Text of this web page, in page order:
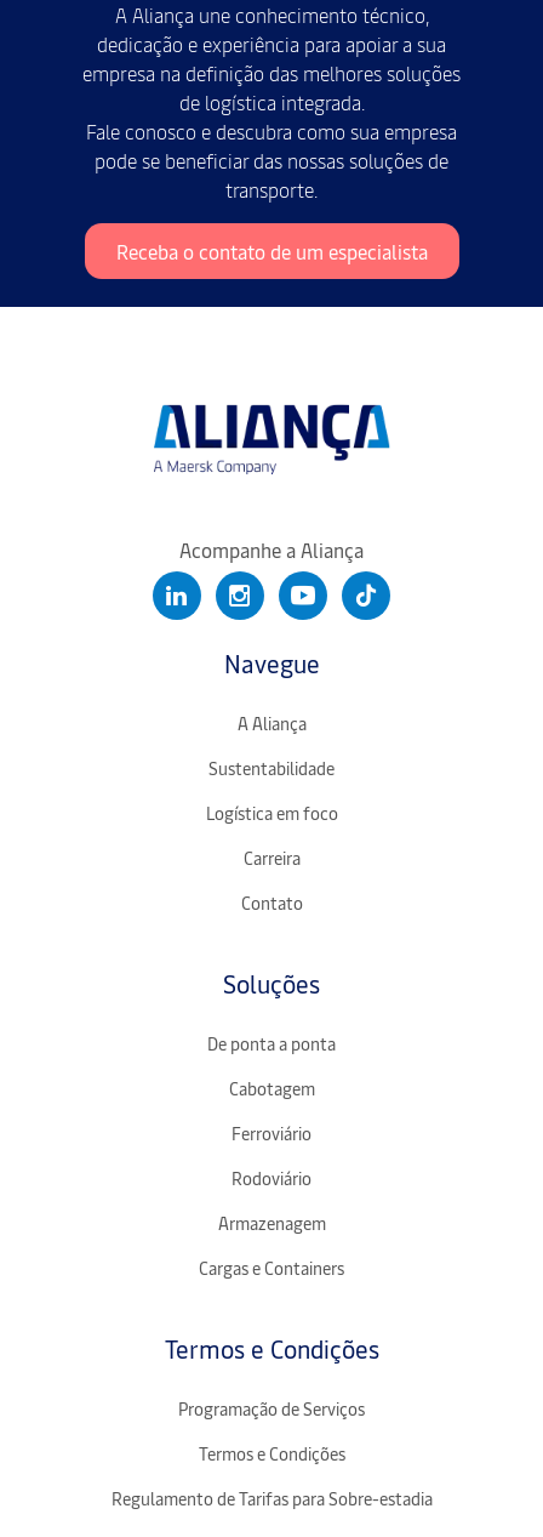
A Aliança une conhecimento técnico,
dedicação e experiência para apoiar a sua
empresa na definição das melhores soluções
de logística integrada.
Fale conosco e descubra como sua empresa
pode se beneficiar das nossas soluções de
transporte.
Receba o contato de um especialista
Acompanhe a Aliança
Navegue
A Aliança
Sustentabilidade
Logística em foco
Carreira
Contato
Soluções
De ponta a ponta
Cabotagem
Ferroviário
Rodoviário
Armazenagem
Cargas e Containers
Termos e Condições
Programação de Serviços
Termos e Condições
Regulamento de Tarifas para Sobre-estadia